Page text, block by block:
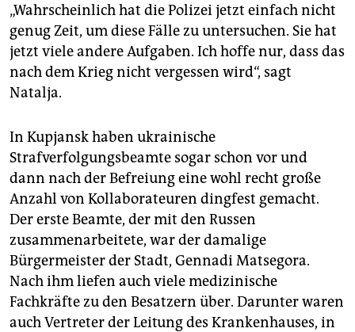
„Wahrscheinlich hat die Polizei jetzt einfach nicht
genug Zeit, um diese Fälle zu untersuchen. Sie hat
jetzt viele andere Aufgaben. Ich hoffe nur, dass das
nach dem Krieg nicht vergessen wird“, sagt
Natalja.
In Kupjansk haben ukrainische
Strafverfolgungsbeamte sogar schon vor und
dann nach der Befreiung eine wohl recht große
Anzahl von Kollaborateuren dingfest gemacht.
Der erste Beamte, der mit den Russen
zusammenarbeitete, war der damalige
Bürgermeister der Stadt, Gennadi Matse­gora.
Nach ihm liefen auch viele medizinische
Fachkräfte zu den Besatzern über. Darunter waren
auch Vertreter der Leitung des Krankenhauses, in